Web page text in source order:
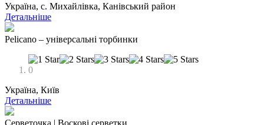
Україна, с. Михайлівка, Канівський район
Детальніше
Pelicano – універсальні торбинки
0
Україна, Київ
Детальніше
Серветочка | Воскові серветки